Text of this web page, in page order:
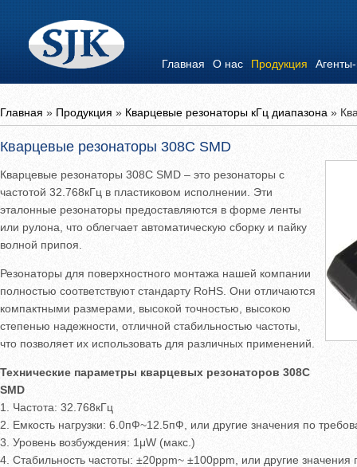
Главная О нас Продукция
Главная » Продукция » Кварцевые резонаторы кГц диапазона »
Кварцевые резонаторы 308C SMD
Кварцевые резонаторы 308C SMD – это резонаторы с
частотой 32.768кГц в пластиковом исполнении. Эти
эталонные резонаторы предоставляются в форме ленты
или рулона, что облегчает автоматическую сборку и пайку
волной припоя.
Резонаторы для поверхностного монтажа нашей компании
полностью соответствуют стандарту RoHS. Они отличаются
компактными размерами, высокой точностью, высокою
степенью надежности, отличной стабильностью частоты,
что позволяет их использовать для различных применений.
Технические параметры кварцевых резонаторов 308C
SMD
1. Частота: 32.768кГц
2. Емкость нагрузки: 6.0пФ~12.5пФ, или другие значения по
3. Уровень возбуждения: 1μW (макс.)
4. Стабильность частоты: ±20ppm~ ±100ppm, или другие значения